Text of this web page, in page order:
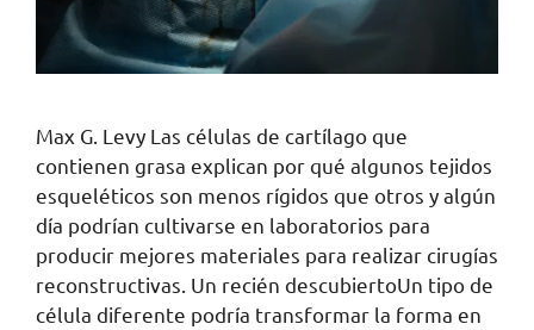
Max G. Levy Las células de cartílago que
contienen grasa explican por qué algunos tejidos
esqueléticos son menos rígidos que otros y algún
día podrían cultivarse en laboratorios para
producir mejores materiales para realizar cirugías
reconstructivas. Un recién descubiertoUn tipo de
célula diferente podría transformar la forma en